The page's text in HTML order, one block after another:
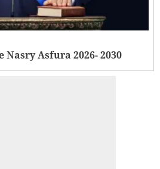
Nasry Asfura 2026- 2030